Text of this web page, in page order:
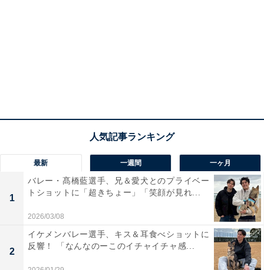
最新 一週間 一ヶ月
1
バレー・髙橋藍選手、兄＆愛犬とのプライベー
トショットに「超きちょー」「笑顔が見れ...
2026/03/08
2
イケメンバレー選手、キス＆耳食べショットに
反響！ 「なんなのーこのイチャイチャ感...